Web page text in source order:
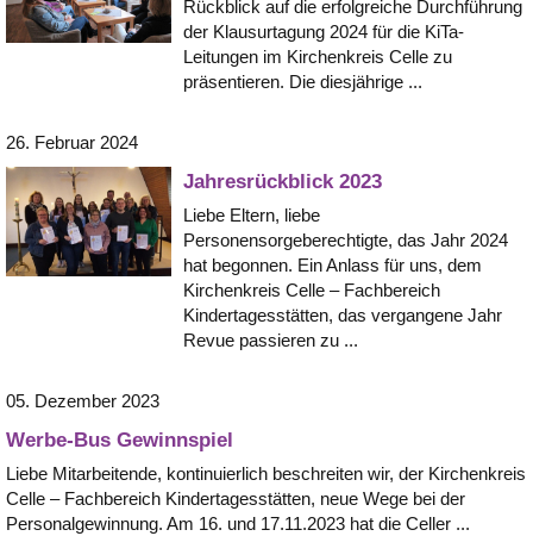
Rückblick auf die erfolgreiche Durchführung
der Klausurtagung 2024 für die KiTa-
Leitungen im Kirchenkreis Celle zu
präsentieren. Die diesjährige ...
26. Februar 2024
Jahresrückblick 2023
Liebe Eltern, liebe
Personensorgeberechtigte, das Jahr 2024
hat begonnen. Ein Anlass für uns, dem
Kirchenkreis Celle – Fachbereich
Kindertagesstätten, das vergangene Jahr
Revue passieren zu ...
05. Dezember 2023
Werbe-Bus Gewinnspiel
Liebe Mitarbeitende, kontinuierlich beschreiten wir, der Kirchenkreis
Celle – Fachbereich Kindertagesstätten, neue Wege bei der
Personalgewinnung. Am 16. und 17.11.2023 hat die Celler ...